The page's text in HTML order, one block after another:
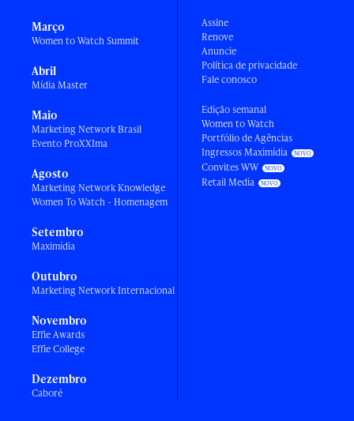
Março
Women to Watch Summit
Abril
Mídia Master
Maio
Marketing Network Brasil
Evento ProXXIma
Agosto
Marketing Network Knowledge
Women To Watch - Homenagem
Setembro
Maximídia
Outubro
Marketing Network Internacional
Novembro
Effie Awards
Effie College
Dezembro
Caboré
Assine
Renove
Anuncie
Política de privacidade
Fale conosco
Edição semanal
Women to Watch
Portfólio de Agências
Ingressos Maximídia
Convites WW
Retail Media